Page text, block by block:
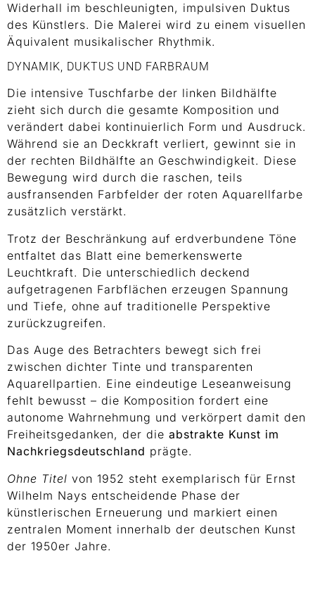
Widerhall im beschleunigten, impulsiven Duktus
des Künstlers. Die Malerei wird zu einem visuellen
Äquivalent musikalischer Rhythmik.
DYNAMIK, DUKTUS UND FARBRAUM
Die intensive Tuschfarbe der linken Bildhälfte
zieht sich durch die gesamte Komposition und
verändert dabei kontinuierlich Form und Ausdruck.
Während sie an Deckkraft verliert, gewinnt sie in
der rechten Bildhälfte an Geschwindigkeit. Diese
Bewegung wird durch die raschen, teils
ausfransenden Farbfelder der roten Aquarellfarbe
zusätzlich verstärkt.
Trotz der Beschränkung auf erdverbundene Töne
entfaltet das Blatt eine bemerkenswerte
Leuchtkraft. Die unterschiedlich deckend
aufgetragenen Farbflächen erzeugen Spannung
und Tiefe, ohne auf traditionelle Perspektive
zurückzugreifen.
Das Auge des Betrachters bewegt sich frei
zwischen dichter Tinte und transparenten
Aquarellpartien. Eine eindeutige Leseanweisung
fehlt bewusst – die Komposition fordert eine
autonome Wahrnehmung und verkörpert damit den
Freiheitsgedanken, der die abstrakte Kunst im
Nachkriegsdeutschland prägte.
Ohne Titel von 1952 steht exemplarisch für Ernst
Wilhelm Nays entscheidende Phase der
künstlerischen Erneuerung und markiert einen
zentralen Moment innerhalb der deutschen Kunst
der 1950er Jahre.